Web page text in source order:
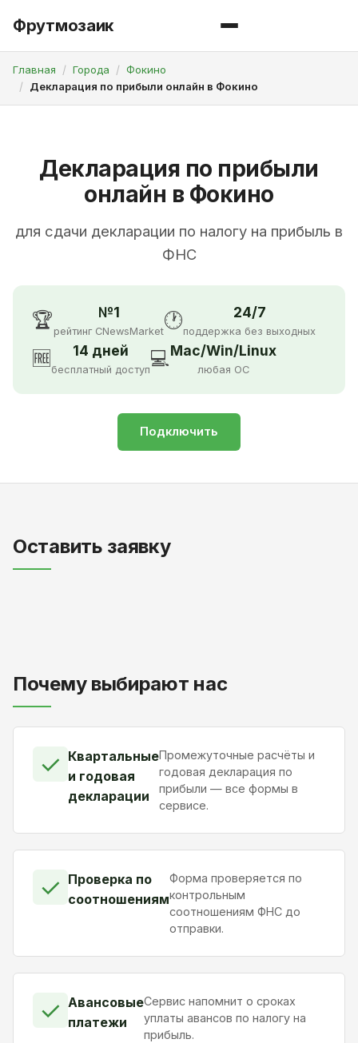
Фрутмозаик
Главная Города
Фокино
Декларация по прибыли онлайн в Фокино
Декларация по прибыли
онлайн в Фокино
для сдачи декларации по налогу на прибыль в
ФНС
🏆 №1
рейтинг CNewsMarket🕐 24/7
поддержка без выходных
🆓 14 дней
бесплатный доступ💻Mac/Win/Linux
любая ОС
Подключить
Оставить заявку
Почему выбирают нас
✓ Квартальные
и годовая
декларации
Промежуточные расчёты и
годовая декларация по
прибыли — все формы в
сервисе.
✓ Проверка по
соотношениям
Форма проверяется по
контрольным
соотношениям ФНС до
отправки.
✓ Авансовые
платежи
Сервис напомнит о сроках
уплаты авансов по налогу на
прибыль.